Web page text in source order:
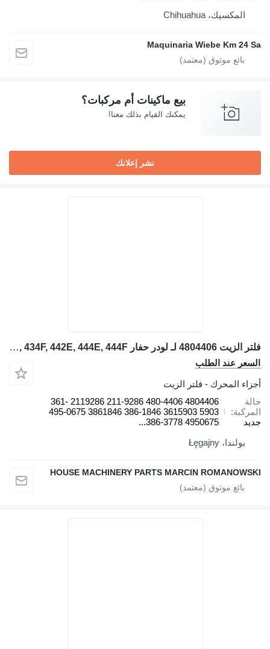
المكسيك، Chihuahua
Maquinaria Wiebe Km 24 Sa
بيع ماكينات أم مركبات؟
يمكنك القيام بذلك معنا!
نشر إعلانك
فلتر الزيت 4804406 لـ لودر حفار Caterpillar 422E, 422F, 428E, 428F, 432E, 432F, 434E, 434F, 442E, 444E, 444F
السعر عند الطلب
أجزاء المحرك - فلتر الزيت
حالة
المركبة
جديد
4804406 480-4406 211-9286 2119286 361-
5903 3615903 386-1846 3861846 495-0675
4950675 386-3778...
بولندا، Łęgajny
HOUSE MACHINERY PARTS MARCIN ROMANOWSKI